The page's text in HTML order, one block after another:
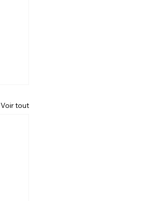
Voir tout